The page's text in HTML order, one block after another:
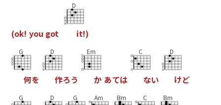
(ok! you got
D
it!)
G
何を
D
作ろう
Em
か あては
C
ない
D
けど
G D G Am Bm C Bm